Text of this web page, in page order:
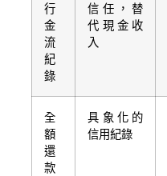
行
金
流
紀
錄
信任，替
代現金收
入
全
額
還
款
具象化的
信用紀錄